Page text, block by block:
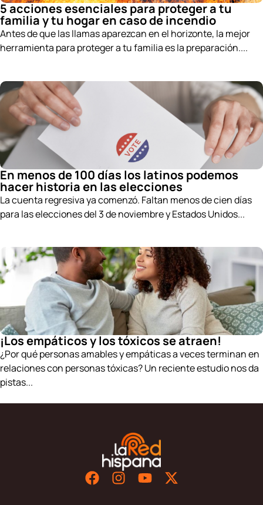
5 acciones esenciales para proteger a tu
familia y tu hogar en caso de incendio
Antes de que las llamas aparezcan en el horizonte, la mejor
herramienta para proteger a tu familia es la preparación....
En menos de 100 días los latinos podemos
hacer historia en las elecciones
La cuenta regresiva ya comenzó. Faltan menos de cien días
para las elecciones del 3 de noviembre y Estados Unidos...
¡Los empáticos y los tóxicos se atraen!
¿Por qué personas amables y empáticas a veces terminan en
relaciones con personas tóxicas? Un reciente estudio nos da
pistas...